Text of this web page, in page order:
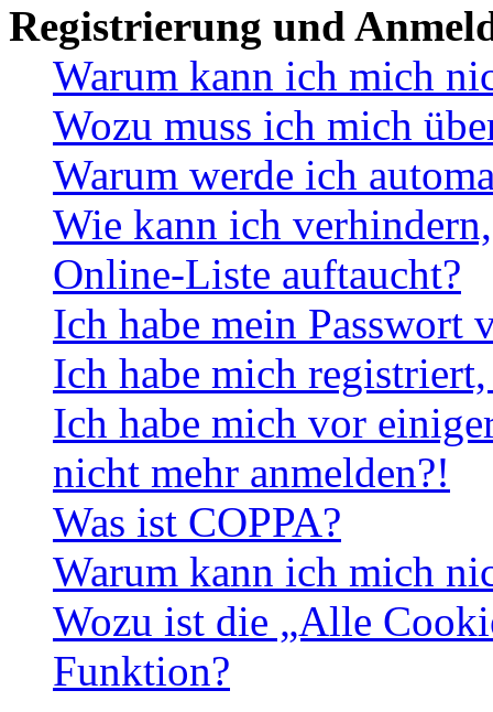
Registrierung und
Warum kann ich mich
Wozu muss ich mich
Warum werde ich
Wie kann ich
Online-Liste auftaucht?
Ich habe mein Passwort
Ich habe mich
Ich habe mich vor
nicht mehr anmelden?!
Was ist COPPA?
Warum kann ich mich
Wozu ist die „Alle
Funktion?